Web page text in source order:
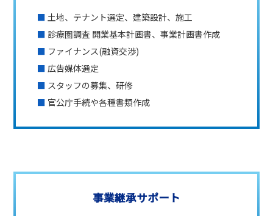
■ 土地、テナント選定、建築設計、施工
■ 診療圏調査 開業基本計画書、事業計画書作成
■ ファイナンス(融資交渉)
■ 広告媒体選定
■ スタッフの募集、研修
■ 官公庁手続や各種書類作成
事業継承サポート